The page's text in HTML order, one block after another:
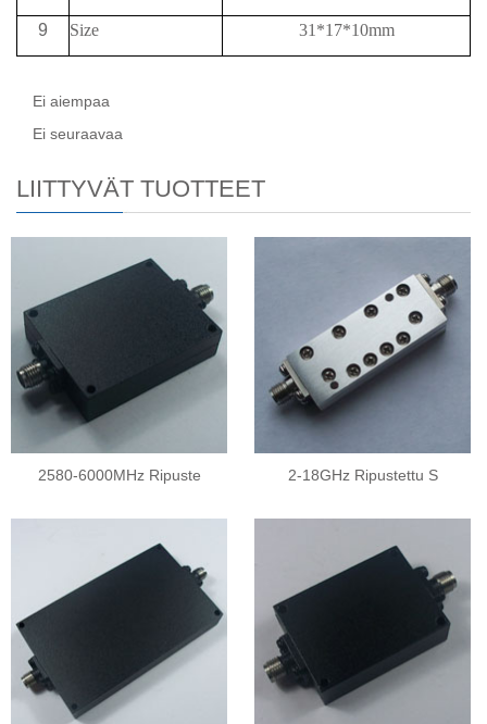
9 Size 31*17*10mm
Ei aiempaa
Ei seuraavaa
LIITTYVÄT TUOTTEET
2580-6000MHz Ripuste 2-18GHz Ripustettu S